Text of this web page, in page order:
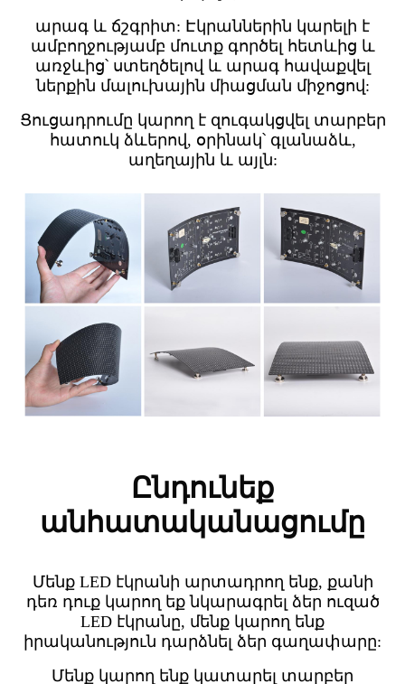
արագ և ճշգրիտ: Էկրաններին կարելի է
ամբողջությամբ մուտք գործել հետևից և
առջևից՝ ստեղծելով և արագ հավաքվել
ներքին մալուխային միացման միջոցով:
Ցուցադրումը կարող է զուգակցվել տարբեր
հատուկ ձևերով, օրինակ՝ գլանաձև,
աղեղային և այլն:
Ընդունեք
անհատականացումը
Մենք LED էկրանի արտադրող ենք, քանի
դեռ դուք կարող եք նկարագրել ձեր ուզած
LED էկրանը, մենք կարող ենք
իրականություն դարձնել ձեր գաղափարը:
Մենք կարող ենք կատարել տարբեր